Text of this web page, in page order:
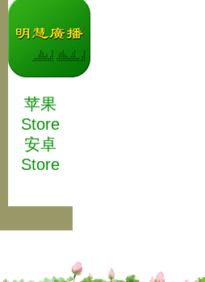
苹果
Store
安卓
Store